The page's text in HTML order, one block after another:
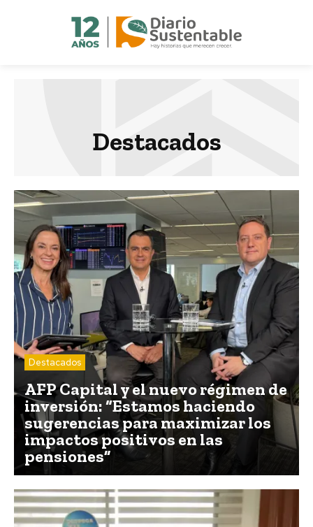
Destacados
Destacados
AFP Capital y el nuevo régimen de
inversión: “Estamos haciendo
sugerencias para maximizar los
impactos positivos en las
pensiones”